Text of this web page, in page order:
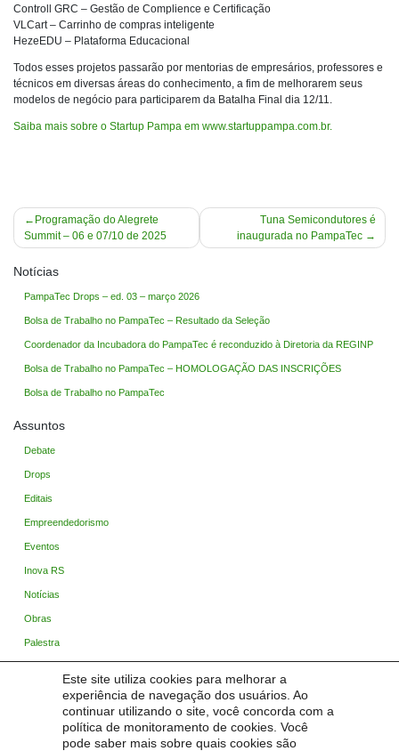
Este site utiliza cookies para melhorar a
experiência de navegação dos usuários. Ao
continuar utilizando o site, você concorda com a
política de monitoramento de cookies. Você
pode saber mais sobre quais cookies são
Controll GRC – Gestão de Complience e Certificação
VLCart – Carrinho de compras inteligente
HezeEDU – Plataforma Educacional
Todos esses projetos passarão por mentorias de empresários, professores e
técnicos em diversas áreas do conhecimento, a fim de melhorarem seus
modelos de negócio para participarem da Batalha Final dia 12/11.
Saiba mais sobre o Startup Pampa em www.startuppampa.com.br.
Navegação
de
Post
Programação do Alegrete
Summit – 06 e 07/10 de 2025
Tuna Semicondutores é
inaugurada no PampaTec
Notícias
PampaTec Drops – ed. 03 – março 2026
Bolsa de Trabalho no PampaTec – Resultado da Seleção
Coordenador da Incubadora do PampaTec é reconduzido à Diretoria da REGINP
Bolsa de Trabalho no PampaTec – HOMOLOGAÇÃO DAS INSCRIÇÕES
Bolsa de Trabalho no PampaTec
Assuntos
Debate
Drops
Editais
Empreendedorismo
Eventos
Inova RS
Notícias
Obras
Palestra
Sem categoria
Startup Pampa
Trabalho / Estágio / Bolsas